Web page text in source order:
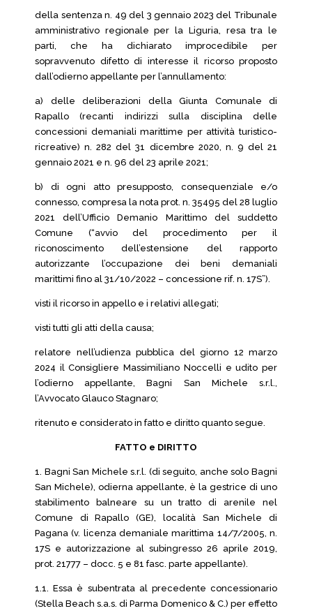
della sentenza n. 49 del 3 gennaio 2023 del Tribunale
amministrativo regionale per la Liguria, resa tra le
parti, che ha dichiarato improcedibile per
sopravvenuto difetto di interesse il ricorso proposto
dall’odierno appellante per l’annullamento:
a) delle deliberazioni della Giunta Comunale di
Rapallo (recanti indirizzi sulla disciplina delle
concessioni demaniali marittime per attività turistico-
ricreative) n. 282 del 31 dicembre 2020, n. 9 del 21
gennaio 2021 e n. 96 del 23 aprile 2021;
b) di ogni atto presupposto, consequenziale e/o
connesso, compresa la nota prot. n. 35495 del 28 luglio
2021 dell’Ufficio Demanio Marittimo del suddetto
Comune (“avvio del procedimento per il
riconoscimento dell’estensione del rapporto
autorizzante l’occupazione dei beni demaniali
marittimi fino al 31/10/2022 – concessione rif. n. 17S”).
visti il ricorso in appello e i relativi allegati;
visti tutti gli atti della causa;
relatore nell’udienza pubblica del giorno 12 marzo
2024 il Consigliere Massimiliano Noccelli e udito per
l’odierno appellante, Bagni San Michele s.r.l.,
l’Avvocato Glauco Stagnaro;
ritenuto e considerato in fatto e diritto quanto segue.
FATTO e DIRITTO
1. Bagni San Michele s.r.l. (di seguito, anche solo Bagni
San Michele), odierna appellante, è la gestrice di uno
stabilimento balneare su un tratto di arenile nel
Comune di Rapallo (GE), località San Michele di
Pagana (v. licenza demaniale marittima 14/7/2005, n.
17S e autorizzazione al subingresso 26 aprile 2019,
prot. 21777 – docc. 5 e 81 fasc. parte appellante).
1.1. Essa è subentrata al precedente concessionario
(Stella Beach s.a.s. di Parma Domenico & C.) per effetto